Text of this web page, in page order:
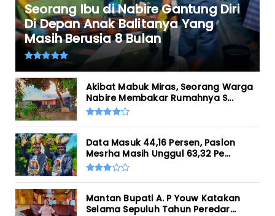
Seorang Ibu di Nabire Gantung Diri
Di Depan Anak Balitanya Yang
Masih Berusia 8 Bulan
Akibat Mabuk Miras, Seorang Warga
Nabire Membakar Rumahnya S...
Data Masuk 44,16 Persen, Paslon
Mesrha Masih Unggul 63,32 Pe...
Mantan Bupati A. P Youw Katakan
Selama Sepuluh Tahun Peredar...